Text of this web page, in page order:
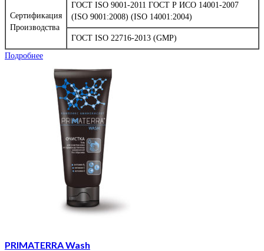
Сертификация
Производства
ГОСТ ISO 9001-2011 ГОСТ Р ИСО 14001-2007
(ISO 9001:2008) (ISO 14001:2004)
ГОСТ ISO 22716-2013 (GMP)
Подробнее
PRIMATERRA Wash